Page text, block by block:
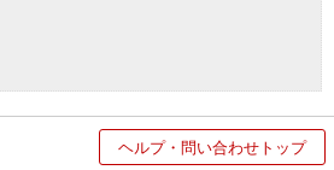
ヘルプ・問い合わせトップ